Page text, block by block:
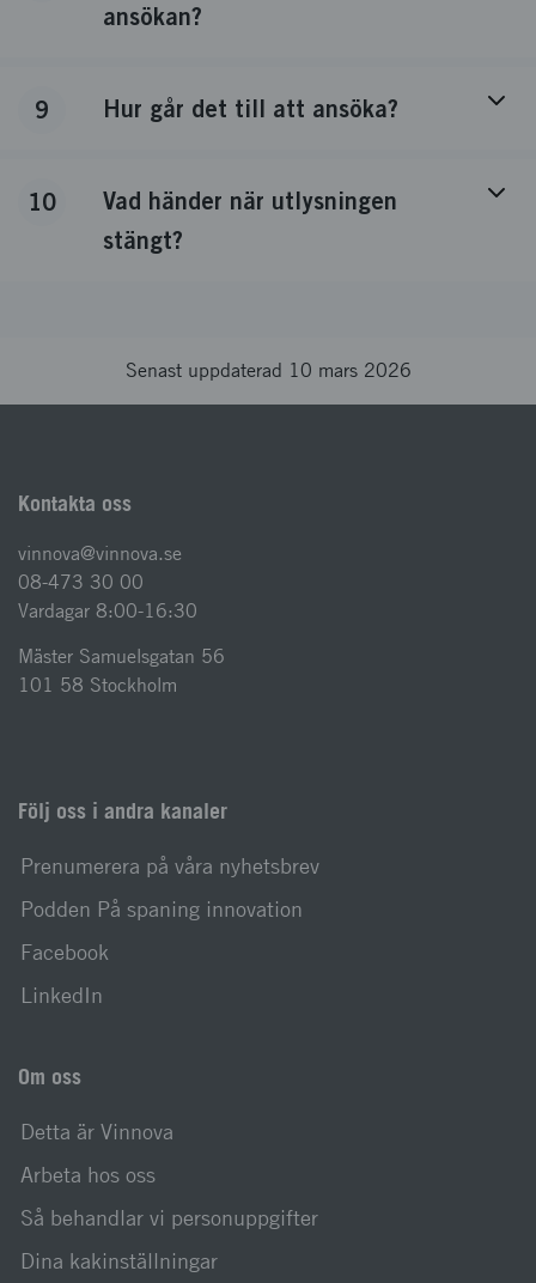
ansökan?
9 Hur går det till att ansöka?
10
Vad händer när utlysningen
stängt?
Senast uppdaterad 10 mars 2026
Kontakta oss
vinnova@vinnova.se
08-473 30 00
Vardagar 8:00-16:30
Mäster Samuelsgatan 56
101 58 Stockholm
Följ oss i andra kanaler
Prenumerera på våra nyhetsbrev
Podden På spaning innovation
Facebook
LinkedIn
Om oss
Detta är Vinnova
Arbeta hos oss
Så behandlar vi personuppgifter
Dina kakinställningar